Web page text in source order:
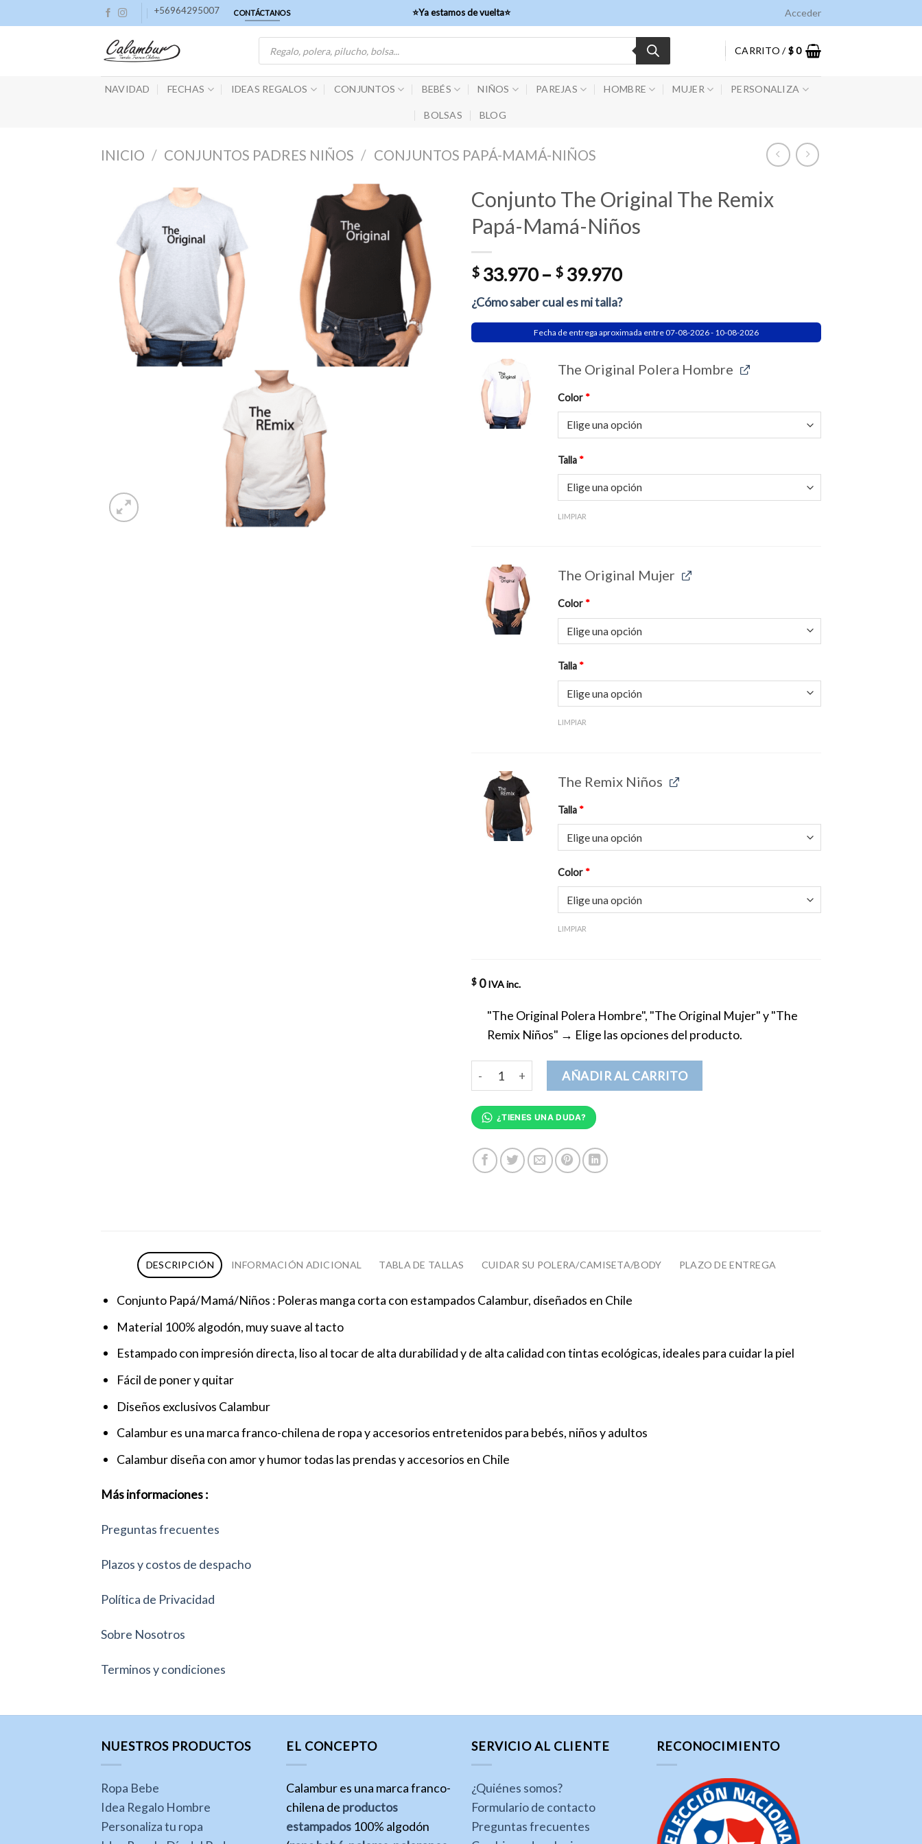
to
+56964295007 CONTÁCTANOS ⭐Ya estamos de vuelta⭐ Acceder
Búsqueda
productos
CARRITO /$0
NAVIDAD FECHAS IDEAS REGALOS CONJUNTOS BEBÉS NIÑOS PAREJAS HOMBRE MUJER PERSONALIZA
BOLSAS BLOG
INICIO / CONJUNTOS PADRES NIÑOS / CONJUNTOS PAPÁ-MAMÁ-NIÑOS
Conjunto The Original The Remix
Papá-Mamá-Niños
$ 33.970– $ 39.970
¿Cómo saber cual es mi talla?
Fecha de entrega aproximada entre 07-08-2026 - 10-08-2026
The Original Polera Hombre
Color *
Talla *
LIMPIAR
The Original Mujer
Color *
Talla *
LIMPIAR
The Remix Niños
Talla *
Color *
LIMPIAR
$ 0 IVA inc.
"The Original Polera Hombre", "The Original Mujer" y "The
Remix Niños" → Elige las opciones del producto.
Conjunto The Original The Remix Papá-Mamá-Niños cantidad
AÑADIR AL CARRITO
¿TIENES UNA DUDA?
DESCRIPCIÓN INFORMACIÓN ADICIONAL TABLA DE TALLAS CUIDAR SU POLERA/CAMISETA/BODY PLAZO DE ENTREGA
Conjunto Papá/Mamá/Niños : Poleras manga corta con estampados Calambur, diseñados en Chile
Material 100% algodón, muy suave al tacto
Estampado con impresión directa, liso al tocar de alta durabilidad y de alta calidad con tintas ecológicas, ideales para cuidar la piel
Fácil de poner y quitar
Diseños exclusivos Calambur
Calambur es una marca franco-chilena de ropa y accesorios entretenidos para bebés, niños y adultos
Calambur diseña con amor y humor todas las prendas y accesorios en Chile
Más informaciones :
Preguntas frecuentes
Plazos y costos de despacho
Política de Privacidad
Sobre Nosotros
Terminos y condiciones
NUESTROS PRODUCTOS
Ropa Bebe
Idea Regalo Hombre
Personaliza tu ropa
EL CONCEPTO
Calambur es una marca franco-
chilena de productos
estampados 100% algodón
SERVICIO AL CLIENTE
¿Quiénes somos?
Formulario de contacto
Preguntas frecuentes
RECONOCIMIENTO